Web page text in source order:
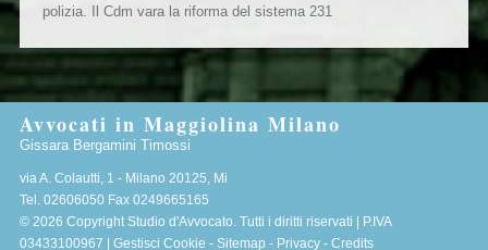
polizia. Il Cdm vara la riforma del sistema 231
Avvocati in Maggiolina Milano
Gissara Bergamini Timossi
via A. Colautti, 1 - Milano 20125, Mi
Tel. 02606050Fax 0249665165
© 2026 Copyright Studio d'Avvocato. Tutti i diritti riservati | P.IVA
03433100967 | Gestisci Cookie - Sitemap - Privacy- Credits